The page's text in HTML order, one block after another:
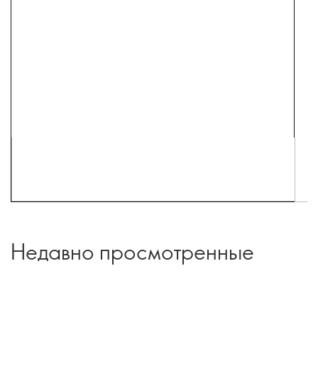
Недавно просмотренные